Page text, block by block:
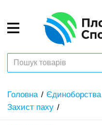
Головна Єдиноборства
Захист паху